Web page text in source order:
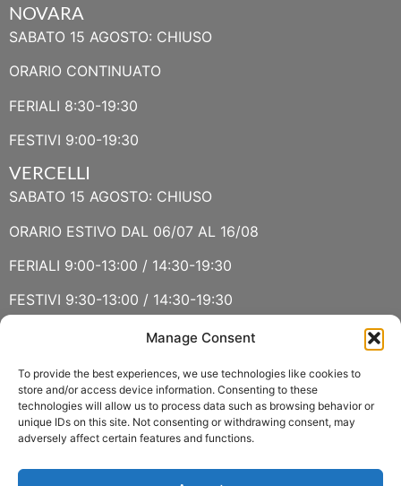
Manage Consent
To provide the best experiences, we use technologies like cookies to
store and/or access device information. Consenting to these
technologies will allow us to process data such as browsing behavior or
unique IDs on this site. Not consenting or withdrawing consent, may
adversely affect certain features and functions.
NOVARA
SABATO 15 AGOSTO: CHIUSO
ORARIO CONTINUATO
FERIALI 8:30-19:30
FESTIVI 9:00-19:30
VERCELLI
SABATO 15 AGOSTO: CHIUSO
ORARIO ESTIVO DAL 06/07 AL 16/08
FERIALI 9:00-13:00 / 14:30-19:30
FESTIVI 9:30-13:00 / 14:30-19:30
SABATO 15 AGOSTO E DOMENICA 16 AGOSTO: CHIUSO
ORARIO ESTIVO LUGLIO E AGOSTO
FERIALI 8:30-13:00 / 15:00-19:00
FESTIVI 8:30-12:30